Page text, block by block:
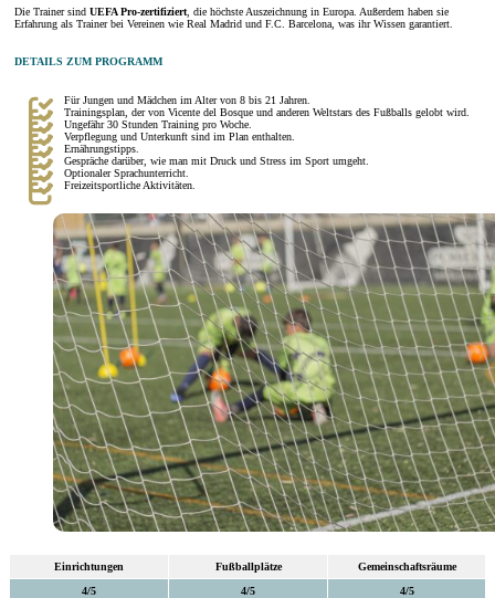
Die Trainer sind UEFA Pro-zertifiziert , die höchste Auszeichnung in Europa. Außerdem haben sie
Erfahrung als Trainer bei Vereinen wie Real Madrid und F.C. Barcelona, was ihr Wissen garantiert.
DETAILS ZUM PROGRAMM
Für Jungen und Mädchen im Alter von 8 bis 21 Jahren.
Trainingsplan, der von Vicente del Bosque und anderen Weltstars des Fußballs gelobt wird.
Ungefähr 30 Stunden Training pro Woche.
Verpflegung und Unterkunft sind im Plan enthalten.
Ernährungstipps.
Gespräche darüber, wie man mit Druck und Stress im Sport umgeht.
Optionaler Sprachunterricht.
Freizeitsportliche Aktivitäten.
Einrichtungen Fußballplätze
Gemeinschaftsräume
4/5
4/5 4/5